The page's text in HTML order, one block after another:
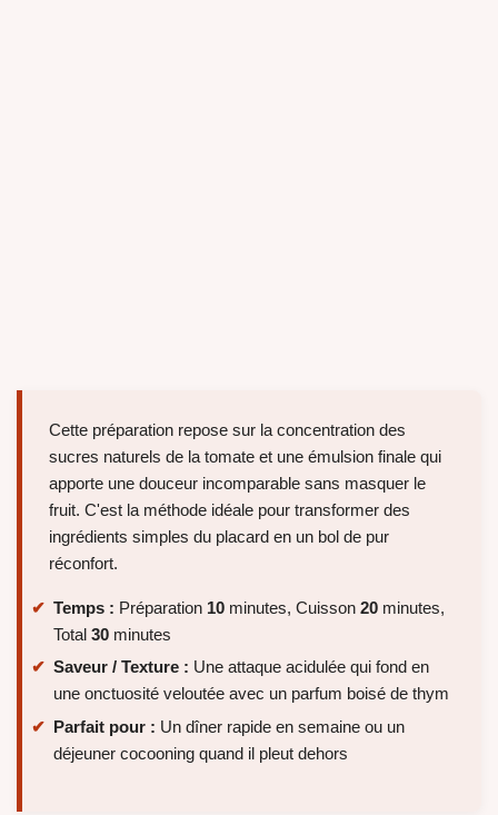
Cette préparation repose sur la concentration des
sucres naturels de la tomate et une émulsion finale qui
apporte une douceur incomparable sans masquer le
fruit. C'est la méthode idéale pour transformer des
ingrédients simples du placard en un bol de pur
réconfort.
Temps : Préparation 10 minutes, Cuisson 20 minutes,
Total 30 minutes
Saveur / Texture : Une attaque acidulée qui fond en
une onctuosité veloutée avec un parfum boisé de thym
Parfait pour : Un dîner rapide en semaine ou un
déjeuner cocooning quand il pleut dehors